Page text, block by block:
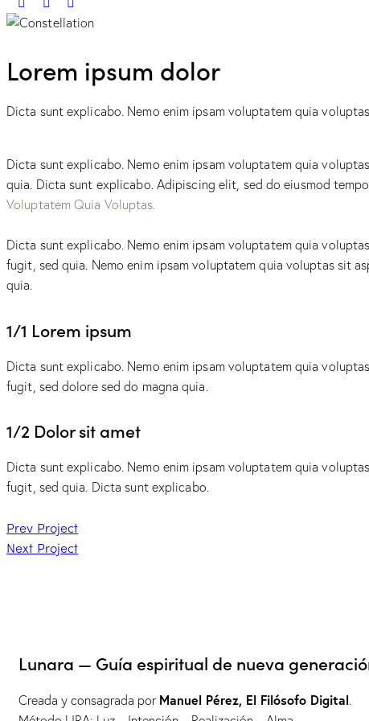
Lorem ipsum dolor
Dicta sunt explicabo. Nemo enim ipsam voluptatem quia
Dicta sunt explicabo. Nemo enim ipsam voluptatem quia
quia. Dicta sunt explicabo. Adipiscing elit, sed do eiusmod
Voluptatem Quia Voluptas.
Dicta sunt explicabo. Nemo enim ipsam voluptatem quia
fugit, sed quia. Nemo enim ipsam voluptatem quia voluptas sit
quia.
1/1 Lorem ipsum
Dicta sunt explicabo. Nemo enim ipsam voluptatem quia
fugit, sed dolore sed do magna quia.
1/2 Dolor sit amet
Dicta sunt explicabo. Nemo enim ipsam voluptatem quia
fugit, sed quia. Dicta sunt explicabo.
Prev Project
Next Project
Lunara — Guía espiritual de nueva
Creada y consagrada por Manuel Pérez, El Filósofo Digital.